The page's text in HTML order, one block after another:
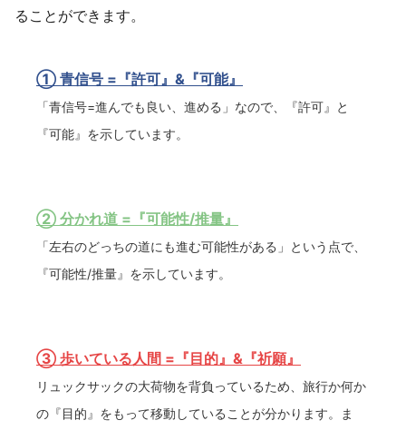
ることができます。
① 青信号 =『許可』&『可能』
「青信号=進んでも良い、進める」なので、『許可』と
『可能』を示しています。
② 分かれ道 =『可能性/推量』
「左右のどっちの道にも進む可能性がある」という点で、
『可能性/推量』を示しています。
③ 歩いている人間 =『目的』&『祈願』
リュックサックの大荷物を背負っているため、旅行か何か
の『目的』をもって移動していることが分かります。ま